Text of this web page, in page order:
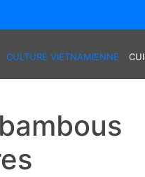
CULTURE VIETNAMIENNE